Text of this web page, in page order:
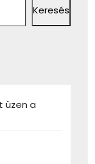
Keresés
üzen a